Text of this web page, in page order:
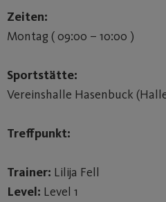
Zeiten:
Montag ( 09:00 – 10:00 )
Sportstätte:
Vereinshalle Hasenbuck
Treffpunkt:
Trainer: Lilija Fell
Level: Level 1